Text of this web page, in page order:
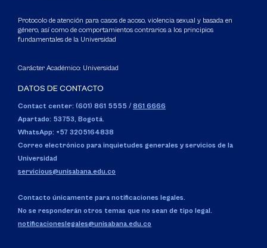
Protocolo de atención para casos de acoso, violencia sexual y basada en
género, así como de comportamientos contrarios a los principios
fundamentales de la Universidad
Carácter Académico: Universidad
DATOS DE CONTACTO
Contact center: (601) 861 5555 / 861 6666
Apartado: 53753, Bogotá.
WhatsApp: +57 3205164838
Correo electrónico para inquietudes generales y servicios de la
Universidad
servicious@unisabana.edu.co
Contacto únicamente para notificaciones legales.
No se responderán otros temas que no sean de tipo legal.
notificacioneslegales@unisabana.edu.co